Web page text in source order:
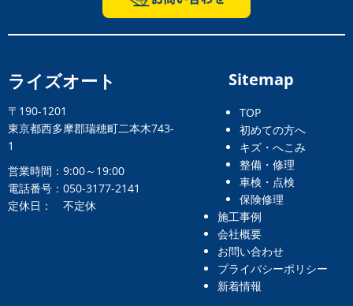
ライズオート
〒190-1201
東京都西多摩郡瑞穂町二本木743-
1
営業時間：9:00～19:00
電話番号：050-3177-2141
定休日： 不定休
Sitemap
TOP
初めての方へ
キズ・へこみ
整備・修理
車検・点検
保険修理
施工事例
会社概要
お問い合わせ
プライバシーポリシー
新着情報